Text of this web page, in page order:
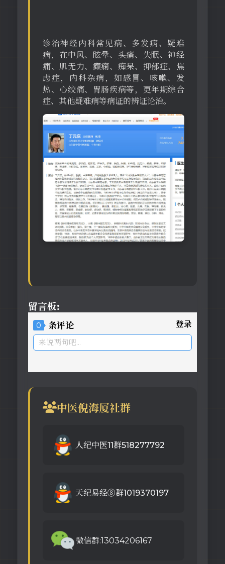
诊治神经内科常见病、多发病、疑难
病，在中风、眩晕、头痛、失眠、神经
痛、肌无力、癫痫、痴呆、抑郁症、焦
虑症，内科杂病，如感冒、咳嗽、发
热、心绞痛、胃肠疾病等，更年期综合
症、其他疑难病等病证的辨证论治。
留言板:
0 条评论
登录
来说两句吧...
中医倪海厦社群
人纪中医11群518277792
天纪易经⑧群1019370197
微信群:13034206167